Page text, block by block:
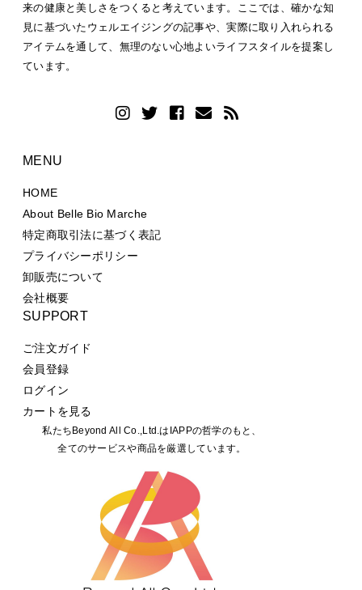
来の健康と美しさをつくると考えています。ここでは、確かな知
見に基づいたウェルエイジングの記事や、実際に取り入れられる
アイテムを通して、無理のない心地よいライフスタイルを提案し
ています。
MENU
HOME
About Belle Bio Marche
特定商取引法に基づく表記
プライバシーポリシー
卸販売について
会社概要
SUPPORT
ご注文ガイド
会員登録
ログイン
カートを見る
私たちBeyond All Co.,Ltd.はIAPPの哲学のもと、
全てのサービスや商品を厳選しています。